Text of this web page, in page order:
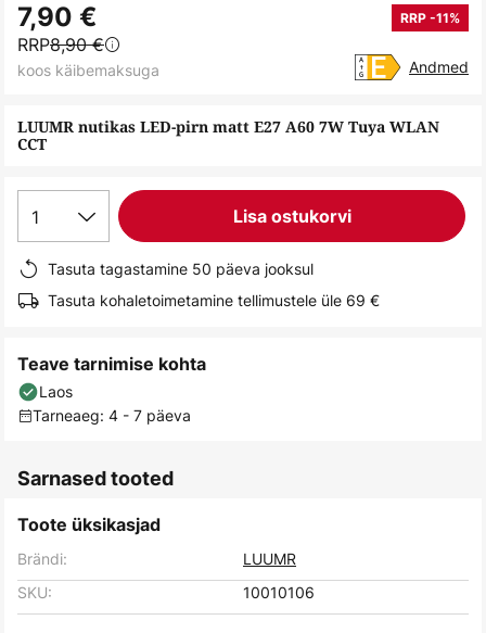
to
the
beginning
the
images
gallery
LUUMR nutikas LED-pirn matt E27 A60 7W Tuya WLAN
CCT
7,90 € RRP -11%
RRP8,90 €
koos käibemaksuga Andmed
1 Lisa ostukorvi
Tasuta tagastamine 50 päeva jooksul
Tasuta kohaletoimetamine tellimustele üle 69 €
Teave tarnimise kohta
Laos
Tarneaeg: 4 - 7 päeva
Sarnased tooted
Toote üksikasjad
Brändi:
LUUMR
SKU:
10010106